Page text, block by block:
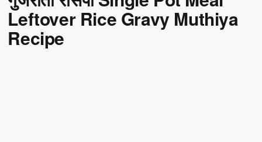
Leftover Rice Gravy Muthiya
Recipe